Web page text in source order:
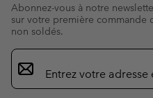
Abonnez-vous à notre
sur votre première commande
non soldés.
Inscription
par
e-